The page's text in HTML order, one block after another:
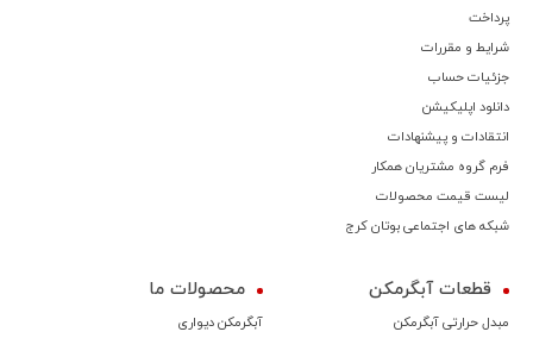
پرداخت
شرایط و مقررات
جزئیات حساب
دانلود اپلیکیشن
انتقادات و پیشنهادات
فرم گروه مشتریان همکار
لیست قیمت محصولات
شبکه های اجتماعی بوتان کرج
قطعات آبگرمکن
مبدل حرارتی آبگرمکن
محصولات ما
آبگرمکن دیواری